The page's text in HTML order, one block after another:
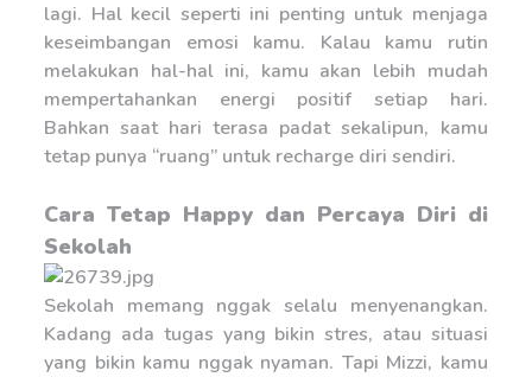
lagi. Hal kecil seperti ini penting untuk menjaga
keseimbangan emosi kamu. Kalau kamu rutin
melakukan hal-hal ini, kamu akan lebih mudah
mempertahankan energi positif setiap hari.
Bahkan saat hari terasa padat sekalipun, kamu
tetap punya “ruang” untuk recharge diri sendiri.
Cara Tetap Happy dan Percaya Diri di
Sekolah
Sekolah memang nggak selalu menyenangkan.
Kadang ada tugas yang bikin stres, atau situasi
yang bikin kamu nggak nyaman. Tapi Mizzi, kamu